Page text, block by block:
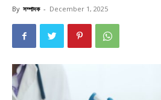
By সম্পাদক - December 1, 2025